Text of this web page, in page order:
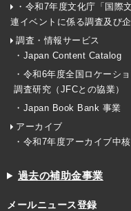
・令和7年度文化庁「国際
連イベントに係る調査及び
調査・情報サービス
・Japan Content Catalog
・令和6年度全国ロケーシ
調査研究（JFCとの協業）
・Japan Book Bank 事業
アーカイブ
・令和7年度アーカイブ中
過去の補助金事業
メールニュース登録